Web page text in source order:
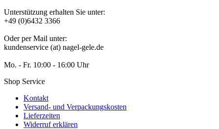
Unterstützung erhalten Sie unter:
+49 (0)6432 3366
Oder per Mail unter:
kundenservice (at) nagel-gele.de
Mo. - Fr. 10:00 - 16:00 Uhr
Shop Service
Kontakt
Versand- und Verpackungskosten
Lieferzeiten
Widerruf erklären